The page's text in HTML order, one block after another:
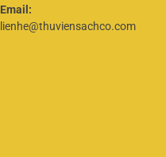
Email:
lienhe@thuviensachco.com